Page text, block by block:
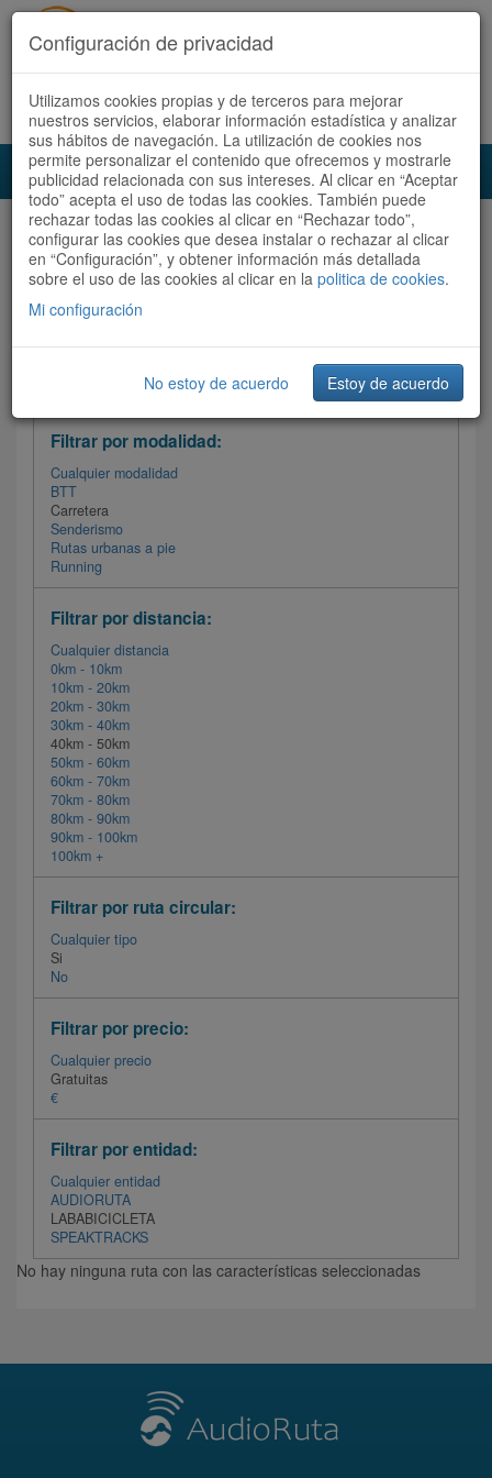
Acceder Registrate ahora Español | Català
Audioruta Todas las rutas
Todas las rutas
Ordenar por: Más recientes /
Filtrar las rutas
Filtrar por modalidad:
Cualquier modalidad
BTT
Carretera
Senderismo
Rutas urbanas a pie
Running
Filtrar por distancia:
Cualquier distancia
0km - 10km
10km - 20km
20km - 30km
30km - 40km
40km - 50km
50km - 60km
60km - 70km
70km - 80km
80km - 90km
90km - 100km
100km +
Filtrar por ruta circular:
Cualquier tipo
Si
No
Filtrar por precio:
Cualquier precio
Gratuitas
€
Filtrar por entidad:
Cualquier entidad
AUDIORUTA
LABABICICLETA
SPEAKTRACKS
No hay ninguna ruta con las características seleccionadas
Configuración de privacidad
Utilizamos cookies propias y de terceros para mejorar
nuestros servicios, elaborar información estadística y analizar
sus hábitos de navegación. La utilización de cookies nos
permite personalizar el contenido que ofrecemos y mostrarle
publicidad relacionada con sus intereses. Al clicar en “Aceptar
todo” acepta el uso de todas las cookies. También puede
rechazar todas las cookies al clicar en “Rechazar todo”,
configurar las cookies que desea instalar o rechazar al clicar
en “Configuración”, y obtener información más detallada
sobre el uso de las cookies al clicar en la politica de cookies.
Mi configuración
No estoy de acuerdo Estoy de acuerdo